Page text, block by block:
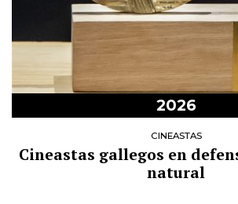
2026
CINEASTAS
Cineastas gallegos en
natural